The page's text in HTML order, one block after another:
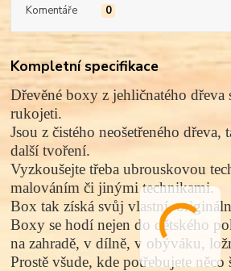
Komentáře 0
Kompletní specifikace
Dřevěné boxy z jehličnatého dřeva
rukojeti.
Jsou z čistého neošetřeného dřeva,
další tvoření.
Vyzkoušejte třeba ubrouskovou
malováním či jinými technikami.
Box tak získá svůj vlastní,
Boxy se hodí nejen do dětského
na zahradě, v dílně, v obýváku,
Prostě všude, kde potřebujete